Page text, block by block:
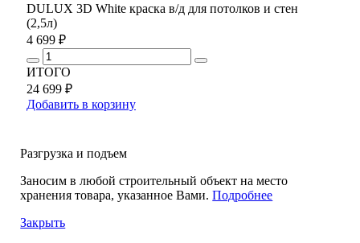
DULUX 3D White краска в/д для потолков и стен
(2,5л)
4 699 ₽
ИТОГО
24 699 ₽
Добавить в корзину
Разгрузка и подъем
Заносим в любой строительный объект на место
хранения товара, указанное Вами.Подробнее
Закрыть